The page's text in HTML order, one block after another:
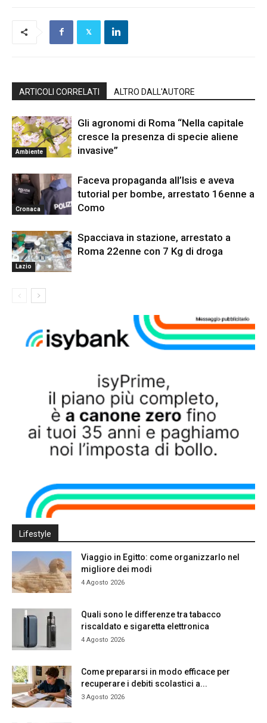
ARTICOLI CORRELATI ALTRO DALL'AUTORE
Ambiente
Gli agronomi di Roma “Nella capitale
cresce la presenza di specie aliene
invasive”
Cronaca
Faceva propaganda all’Isis e aveva
tutorial per bombe, arrestato 16enne a
Como
Lazio
Spacciava in stazione, arrestato a
Roma 22enne con 7 Kg di droga
Lifestyle
Viaggio in Egitto: come organizzarlo nel
migliore dei modi
4 Agosto 2026
Quali sono le differenze tra tabacco
riscaldato e sigaretta elettronica
4 Agosto 2026
Come prepararsi in modo efficace per
recuperare i debiti scolastici a...
3 Agosto 2026